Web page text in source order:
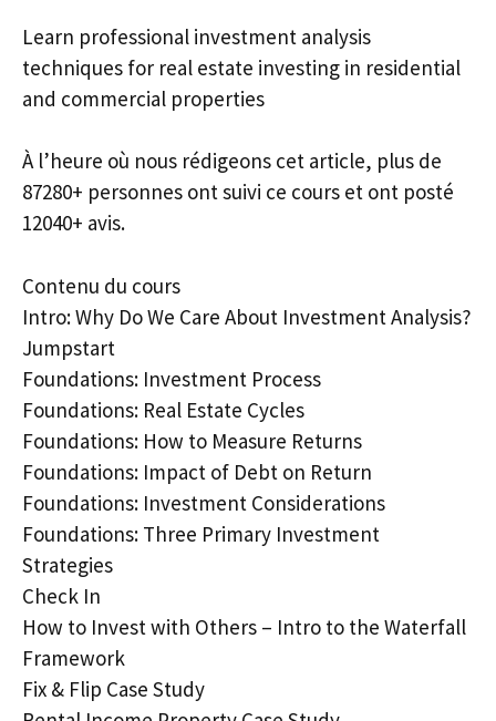
Learn professional investment analysis
techniques for real estate investing in residential
and commercial properties
À l’heure où nous rédigeons cet article, plus de
87280+ personnes ont suivi ce cours et ont posté
12040+ avis.
Contenu du cours
Intro: Why Do We Care About Investment Analysis?
Jumpstart
Foundations: Investment Process
Foundations: Real Estate Cycles
Foundations: How to Measure Returns
Foundations: Impact of Debt on Return
Foundations: Investment Considerations
Foundations: Three Primary Investment
Strategies
Check In
How to Invest with Others – Intro to the Waterfall
Framework
Fix & Flip Case Study